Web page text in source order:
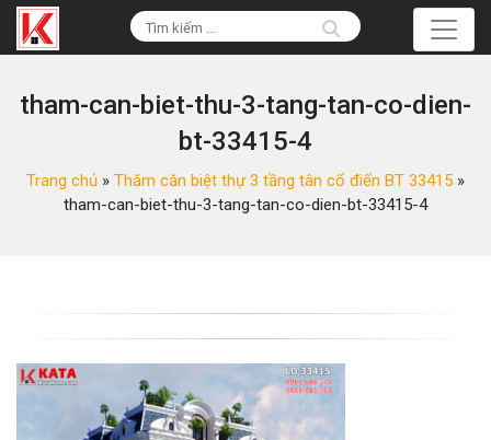
tham-can-biet-thu-3-tang-tan-co-dien-
bt-33415-4
Trang chủ » Thăm căn biệt thự 3 tầng tân cổ điển BT 33415 »
tham-can-biet-thu-3-tang-tan-co-dien-bt-33415-4